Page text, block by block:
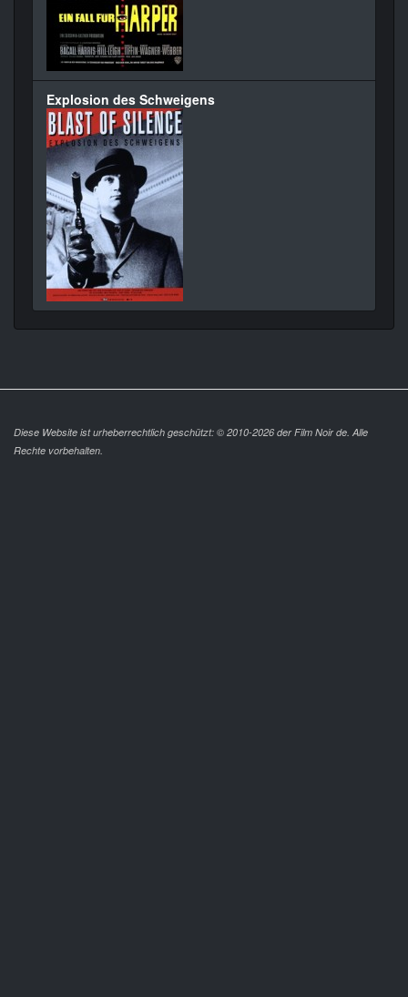
Explosion des Schweigens
Diese Website ist urheberrechtlich geschützt: © 2010-2026 der Film Noir de. Alle
Rechte vorbehalten.